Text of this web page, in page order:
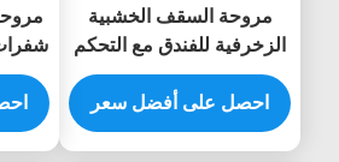
مروحة السقف الخشبية
الزخرفية للفندق مع التحكم
عن بعد بمحرك DC
احصل على أفضل سعر